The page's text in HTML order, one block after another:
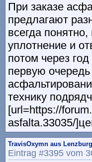
При заказе
предлагают
всегда
уплотнение и
потом через
первую
технику
[url=https://
asfalta.33035/
TravisOxymn aus Lenzburg
Eintrag #3395 vom